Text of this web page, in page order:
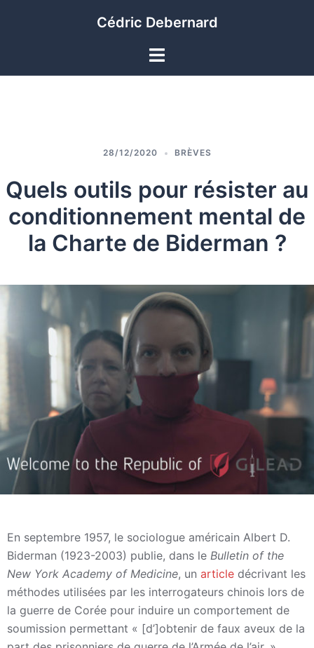
Cédric Debernard
28/12/2020 BRÈVES
Quels outils pour résister au
conditionnement mental de
la Charte de Biderman ?
En septembre 1957, le sociologue américain Albert D.
Biderman (1923-2003) publie, dans le Bulletin of the
New York Academy of Medicine, un article décrivant les
méthodes utilisées par les interrogateurs chinois lors de
la guerre de Corée pour induire un comportement de
soumission permettant « [d’]obtenir de faux aveux de la